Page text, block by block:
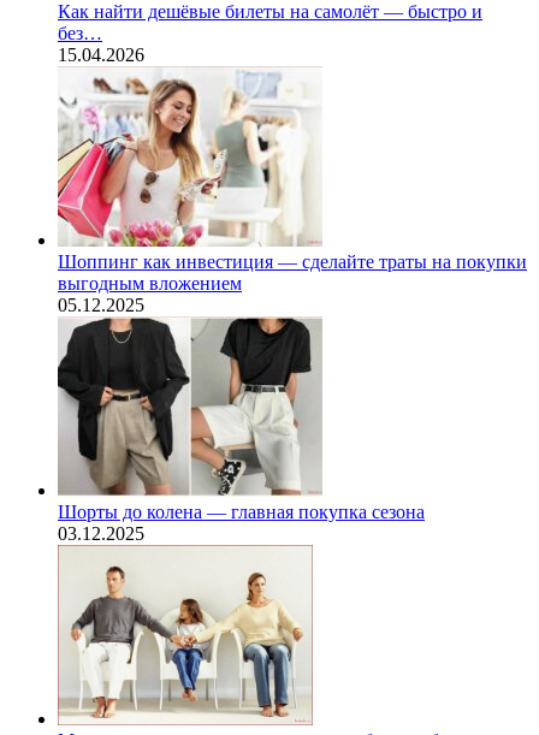
Как найти дешёвые билеты на самолёт — быстро и
без…
15.04.2026
Шоппинг как инвестиция — сделайте траты на покупки
выгодным вложением
05.12.2025
Шорты до колена — главная покупка сезона
03.12.2025